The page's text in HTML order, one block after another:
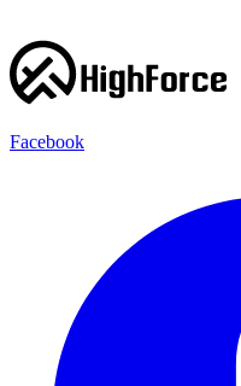
Facebook